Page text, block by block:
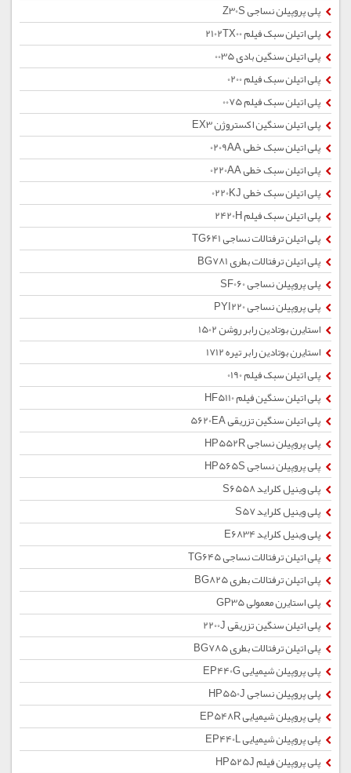
پلی پروپیلن نساجی Z30S
پلی اتیلن سبک فیلم 2102TX00
پلی اتیلن سنگین بادی 0035
پلی اتیلن سبک فیلم 0200
پلی اتیلن سبک فیلم 0075
پلی اتیلن سنگین اکستروژن EX3
پلی اتیلن سبک خطی 0209AA
پلی اتیلن سبک خطی 0220AA
پلی اتیلن سبک خطی 0220KJ
پلی اتیلن سبک فیلم 2420H
پلی اتیلن ترفتالات نساجی TG641
پلی اتیلن ترفتالات بطری BG781
پلی پروپیلن نساجی SF060
پلی پروپیلن نساجی PYI220
استایرن بوتادین رابر روشن 1502
استایرن بوتادین رابر تیره 1712
پلی اتیلن سبک فیلم 0190
پلی اتیلن سنگین فیلم HF5110
پلی اتیلن سنگین تزریقی 5620EA
پلی پروپیلن نساجی HP552R
پلی پروپیلن نساجی HP565S
پلی وینیل کلراید S6558
پلی وینیل کلراید S57
پلی وینیل کلراید E6834
پلی اتیلن ترفتالات نساجی TG645
پلی اتیلن ترفتالات بطری BG825
پلی استایرن معمولی GP35
پلی اتیلن سنگین تزریقی 2200J
پلی اتیلن ترفتالات بطری BG785
پلی پروپیلن شیمیایی EP440G
پلی پروپیلن نساجی HP550J
پلی پروپیلن شیمیایی EP548R
پلی پروپیلن شیمیایی EP440L
پلی پروپیلن فیلم HP525J